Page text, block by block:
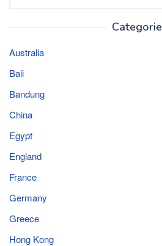
for:
Categorie
Australia
Bali
Bandung
China
Egypt
England
France
Germany
Greece
Hong Kong